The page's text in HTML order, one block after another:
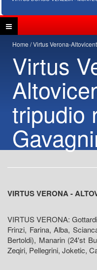
Home Virtus Verona-
Virtus
tripudio
VIRTUS VERONA -
VIRTUS VERONA:
Frinzi, Farina, Alba,
Bertoldi), Manarin (24'st
Zeqiri, Pellegrini, Joketic,